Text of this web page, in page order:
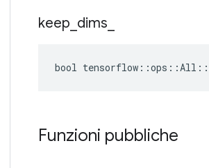
keep dims
bool
Funzioni pubbliche